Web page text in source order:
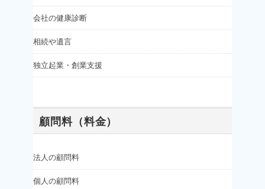
会社の健康診断
相続や遺言
独立起業・創業支援
顧問料（料金）
法人の顧問料
個人の顧問料